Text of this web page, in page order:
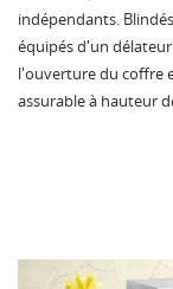
indépendants.
équipés d'un
l'ouverture du coffre
assurable à hauteur